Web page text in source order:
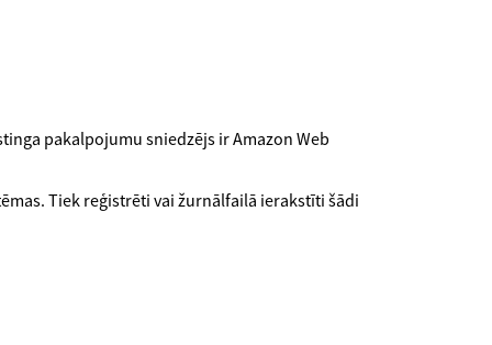
pakalpojumu sniedzējs ir Amazon Web
Tiek reģistrēti vai žurnālfailā ierakstīti šādi